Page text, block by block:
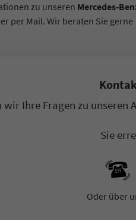
zu unseren Mercedes-
per Mail. Wir beraten Sie gerne
Ihre Fragen zu
Sie
Oder über
Sales Manager B2C / B2B